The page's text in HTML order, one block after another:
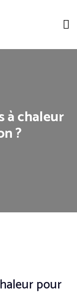
à chaleur
?
pour